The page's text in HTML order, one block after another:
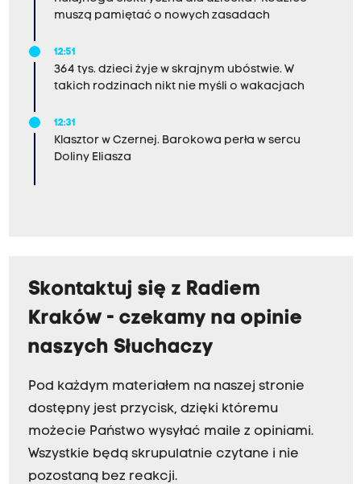
muszą pamiętać o nowych zasadach
12:51
364 tys. dzieci żyje w skrajnym ubóstwie. W
takich rodzinach nikt nie myśli o wakacjach
12:31
Klasztor w Czernej. Barokowa perła w sercu
Doliny Eliasza
Skontaktuj się z Radiem
Kraków - czekamy na opinie
naszych Słuchaczy
Pod każdym materiałem na naszej stronie
dostępny jest przycisk, dzięki któremu
możecie Państwo wysyłać maile z opiniami.
Wszystkie będą skrupulatnie czytane i nie
pozostaną bez reakcji.